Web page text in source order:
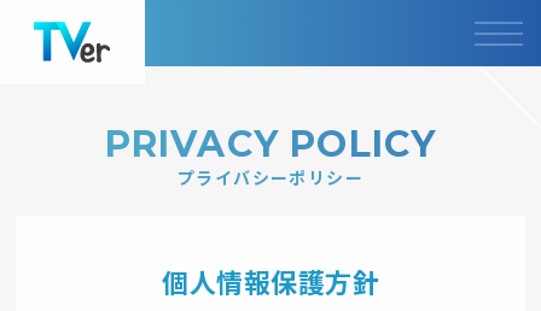
PRIVACY POLICY
プライバシーポリシー
個人情報保護方針